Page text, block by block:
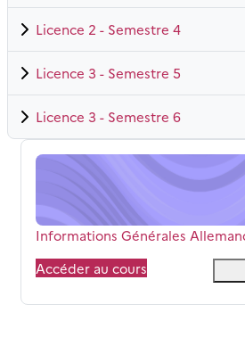
Licence 2 - Semestre 4
Licence 3 - Semestre 5
Licence 3 - Semestre 6
Informations Générales
Nom du cours
Informations Générales
Accéder au cours